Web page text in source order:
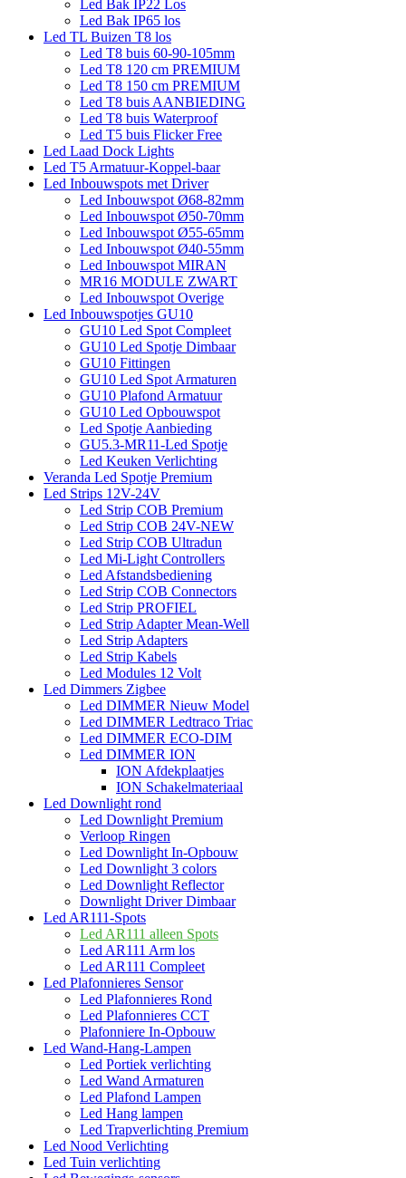
Led Bak IP22 Los
Led Bak IP65 los
Led TL Buizen T8 los
Led T8 buis 60-90-105mm
Led T8 120 cm PREMIUM
Led T8 150 cm PREMIUM
Led T8 buis AANBIEDING
Led T8 buis Waterproof
Led T5 buis Flicker Free
Led Laad Dock Lights
Led T5 Armatuur-Koppel-baar
Led Inbouwspots met Driver
Led Inbouwspot Ø68-82mm
Led Inbouwspot Ø50-70mm
Led Inbouwspot Ø55-65mm
Led Inbouwspot Ø40-55mm
Led Inbouwspot MIRAN
MR16 MODULE ZWART
Led Inbouwspot Overige
Led Inbouwspotjes GU10
GU10 Led Spot Compleet
GU10 Led Spotje Dimbaar
GU10 Fittingen
GU10 Led Spot Armaturen
GU10 Plafond Armatuur
GU10 Led Opbouwspot
Led Spotje Aanbieding
GU5.3-MR11-Led Spotje
Led Keuken Verlichting
Veranda Led Spotje Premium
Led Strips 12V-24V
Led Strip COB Premium
Led Strip COB 24V-NEW
Led Strip COB Ultradun
Led Mi-Light Controllers
Led Afstandsbediening
Led Strip COB Connectors
Led Strip PROFIEL
Led Strip Adapter Mean-Well
Led Strip Adapters
Led Strip Kabels
Led Modules 12 Volt
Led Dimmers Zigbee
Led DIMMER Nieuw Model
Led DIMMER Ledtraco Triac
Led DIMMER ECO-DIM
Led DIMMER ION
ION Afdekplaatjes
ION Schakelmateriaal
Led Downlight rond
Led Downlight Premium
Verloop Ringen
Led Downlight In-Opbouw
Led Downlight 3 colors
Led Downlight Reflector
Downlight Driver Dimbaar
Led AR111-Spots
Led AR111 alleen Spots
Led AR111 Arm los
Led AR111 Compleet
Led Plafonnieres Sensor
Led Plafonnieres Rond
Led Plafonnieres CCT
Plafonniere In-Opbouw
Led Wand-Hang-Lampen
Led Portiek verlichting
Led Wand Armaturen
Led Plafond Lampen
Led Hang lampen
Led Trapverlichting Premium
Led Nood Verlichting
Led Tuin verlichting